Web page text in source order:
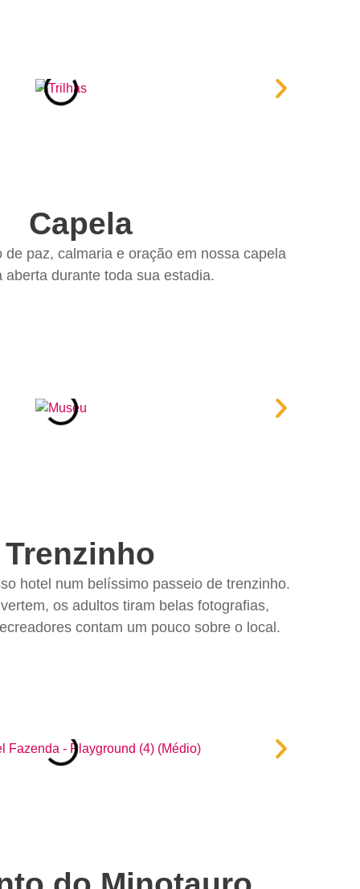
Capela
de paz, calmaria e oração em nossa capela
aberta durante toda sua estadia.
Trenzinho
hotel num belíssimo passeio de trenzinho.
os adultos tiram belas fotografias,
contam um pouco sobre o local.